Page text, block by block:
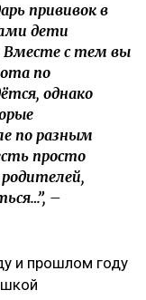
прививок в
дети
Вместе с тем вы
по
однако
по разным
просто
–
и прошлом году